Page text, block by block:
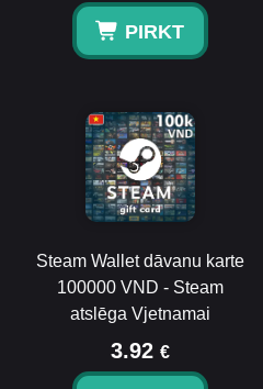
PIRKT
Steam Wallet dāvanu karte
100000 VND - Steam
atslēga Vjetnamai
3.92 €